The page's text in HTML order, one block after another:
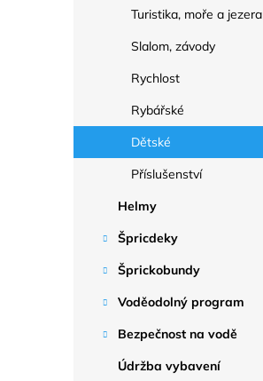
Turistika, moře a jezera
Slalom, závody
Rychlost
Rybářské
Dětské
Příslušenství
Helmy
Špricdeky
Šprickobundy
Voděodolný program
Bezpečnost na vodě
Údržba vybavení